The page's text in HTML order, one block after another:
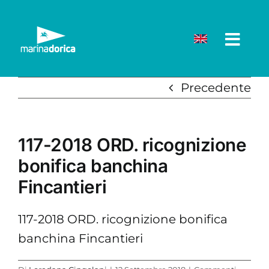
contenuto
Precedente
117-2018 ORD. ricognizione
bonifica banchina
Fincantieri
117-2018 ORD. ricognizione bonifica
banchina Fincantieri